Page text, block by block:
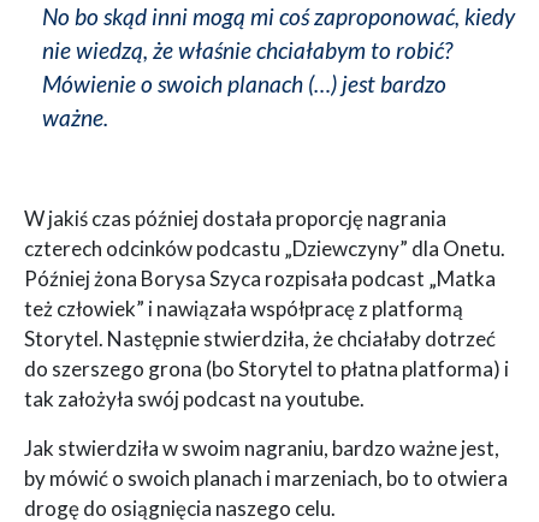
No bo skąd inni mogą mi coś zaproponować, kiedy
nie wiedzą, że właśnie chciałabym to robić?
Mówienie o swoich planach (…) jest bardzo
ważne.
W jakiś czas później dostała proporcję nagrania
czterech odcinków podcastu „Dziewczyny” dla Onetu.
Później żona Borysa Szyca rozpisała podcast „Matka
też człowiek” i nawiązała współpracę z platformą
Storytel. Następnie stwierdziła, że chciałaby dotrzeć
do szerszego grona (bo Storytel to płatna platforma) i
tak założyła swój podcast na youtube.
Jak stwierdziła w swoim nagraniu, bardzo ważne jest,
by mówić o swoich planach i marzeniach, bo to otwiera
drogę do osiągnięcia naszego celu.